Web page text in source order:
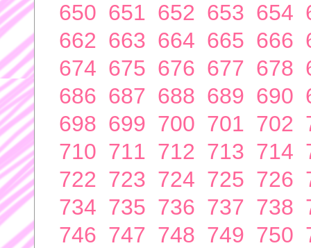
650 651 652 653 654
662 663 664 665 666
674 675 676 677 678
686 687 688 689 690
698 699 700 701 702
710 711 712 713 714
722 723 724 725 726
734 735 736 737 738
746 747 748 749 750